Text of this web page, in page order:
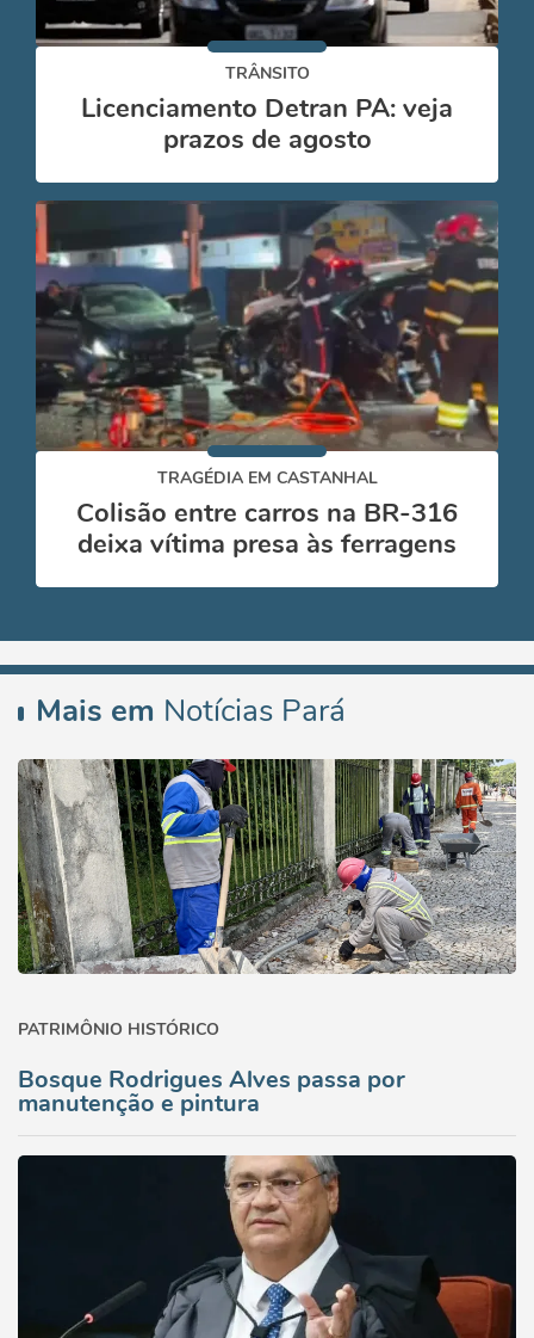
TRÂNSITO
Licenciamento Detran PA: veja
prazos de agosto
TRAGÉDIA EM CASTANHAL
Colisão entre carros na BR-316
deixa vítima presa às ferragens
Mais em Notícias Pará
PATRIMÔNIO HISTÓRICO
Bosque Rodrigues Alves passa por
manutenção e pintura